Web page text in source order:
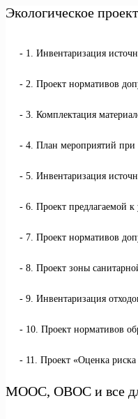
Экологическое
1. Инвентаризация
2. Проект нормативов
3. Комплектация
4. План мероприятий при
5. Инвентаризация
6. Проект предлагаемой
7. Проект нормативов
8. Проект зоны
9. Инвентаризация
10. Проект нормативов
11. Проект «Оценка риска
МООС, ОВОС и все